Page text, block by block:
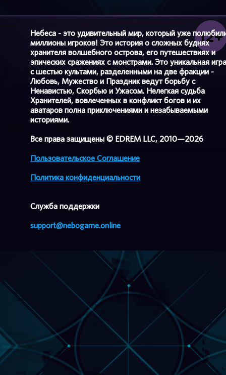
Небеса - это удивительный мир, который уже
миллионы игроков! Это история о сложных буднях
хранителя волшебного острова, его путешествиях и
эпических сражениях с монстрами. Это уникальная игра
с шестью культами, разделенными на две фракции -
Любовь, Мужество и Праздник ведут борьбу с
Ненавистью, Скорбью и Ужасом. Нелегкая судьба
Хранителей, вовлеченных в конфликт богов и их
аватаров полна приключениями и незабываемыми
историями.
Все права защищены © EDREM LLC, 2010—2026
Пользовательское Соглашение
Политика конфиденциальности
Cлужба поддержки
support@nebogame.online